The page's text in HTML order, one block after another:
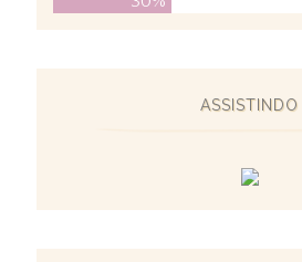
ASSISTINDO